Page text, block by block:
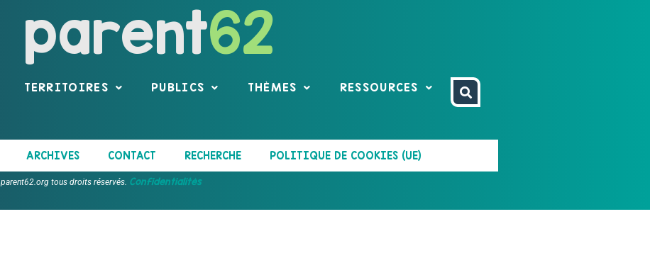
parent62
TERRITOIRES PUBLICS THÈMES RESSOURCES
ARCHIVES CONTACT RECHERCHE POLITIQUE DE COOKIES (UE)
parent62.org tous droits réservés. Confidentialités